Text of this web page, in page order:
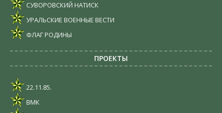
СУВОРОВСКИЙ НАТИСК
УРАЛЬСКИЕ ВОЕННЫЕ ВЕСТИ
ФЛАГ РОДИНЫ
ПРОЕКТЫ
22.11.85.
ВМК